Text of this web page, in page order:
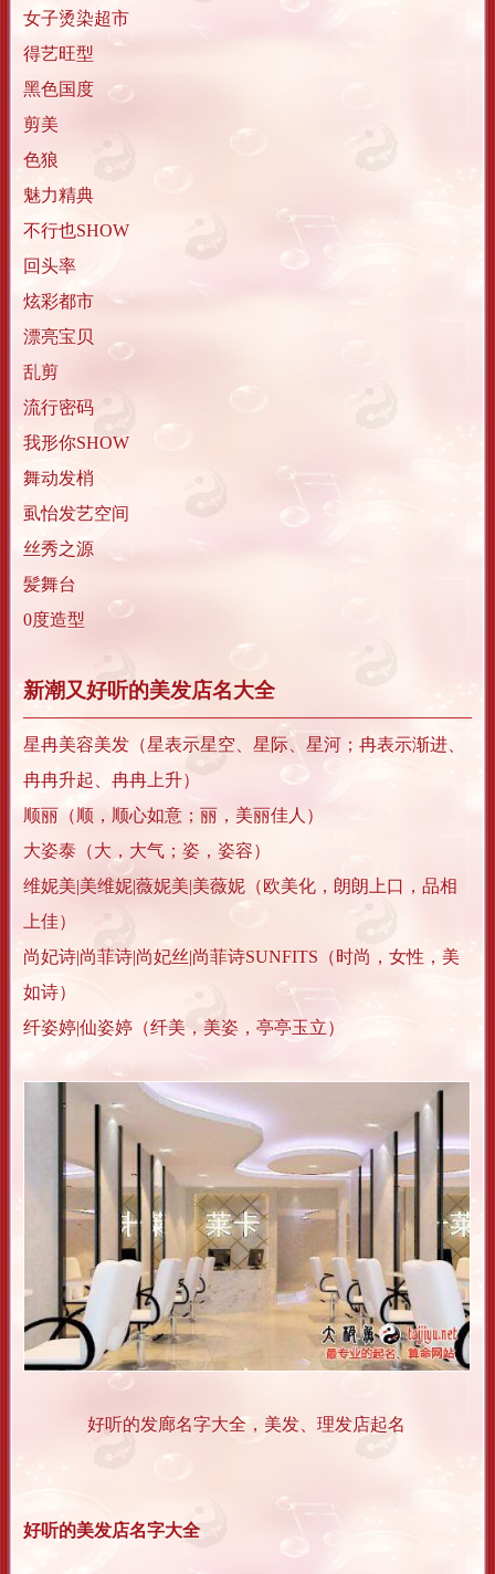
女子烫染超市
得艺旺型
黑色国度
剪美
色狼
魅力精典
不行也SHOW
回头率
炫彩都市
漂亮宝贝
乱剪
流行密码
我形你SHOW
舞动发梢
虱怡发艺空间
丝秀之源
髪舞台
0度造型
新潮又好听的美发店名大全
星冉美容美发（星表示星空、星际、星河；冉表示渐进、
冉冉升起、冉冉上升）
顺丽（顺，顺心如意；丽，美丽佳人）
大姿泰（大，大气；姿，姿容）
维妮美|美维妮|薇妮美|美薇妮（欧美化，朗朗上口，品相
上佳）
尚妃诗|尚菲诗|尚妃丝|尚菲诗SUNFITS（时尚，女性，美
如诗）
纤姿婷|仙姿婷（纤美，美姿，亭亭玉立）
好听的发廊名字大全，美发、理发店起名
好听的美发店名字大全